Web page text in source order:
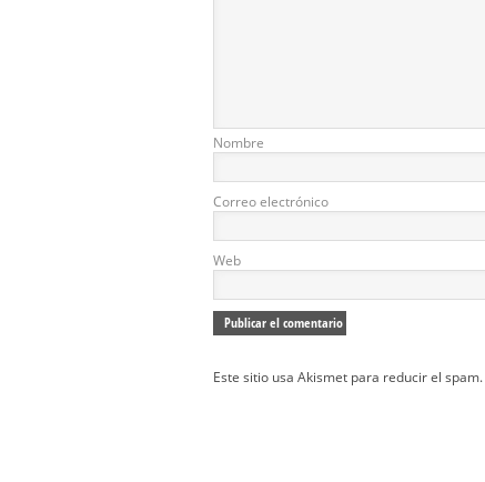
Nombre
Correo electrónico
Web
Este sitio usa Akismet para reducir el spam.